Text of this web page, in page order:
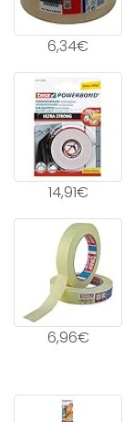
6,34€
14,91€
6,96€